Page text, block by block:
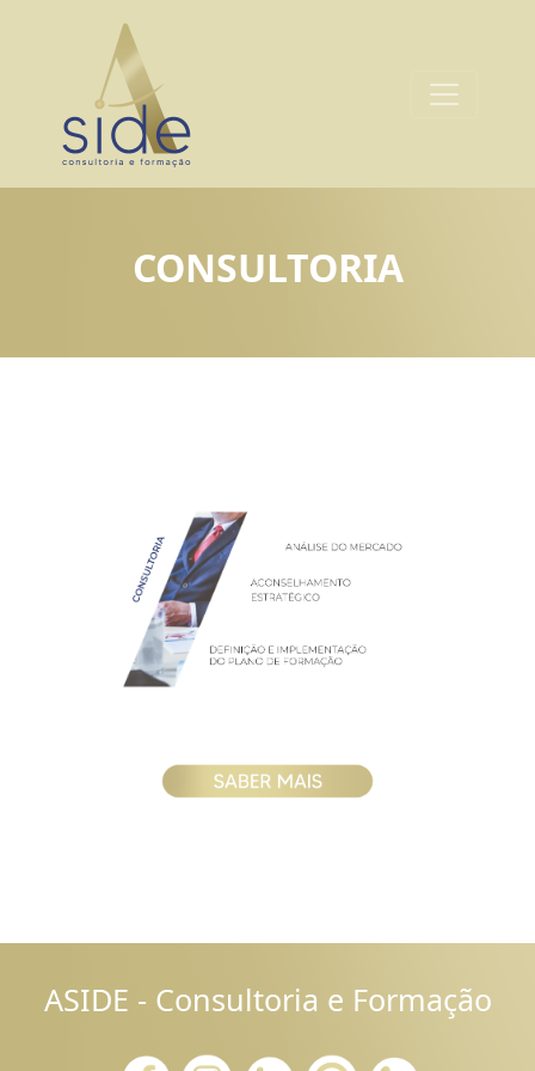
CONSULTORIA
ASIDE - Consultoria e Formação